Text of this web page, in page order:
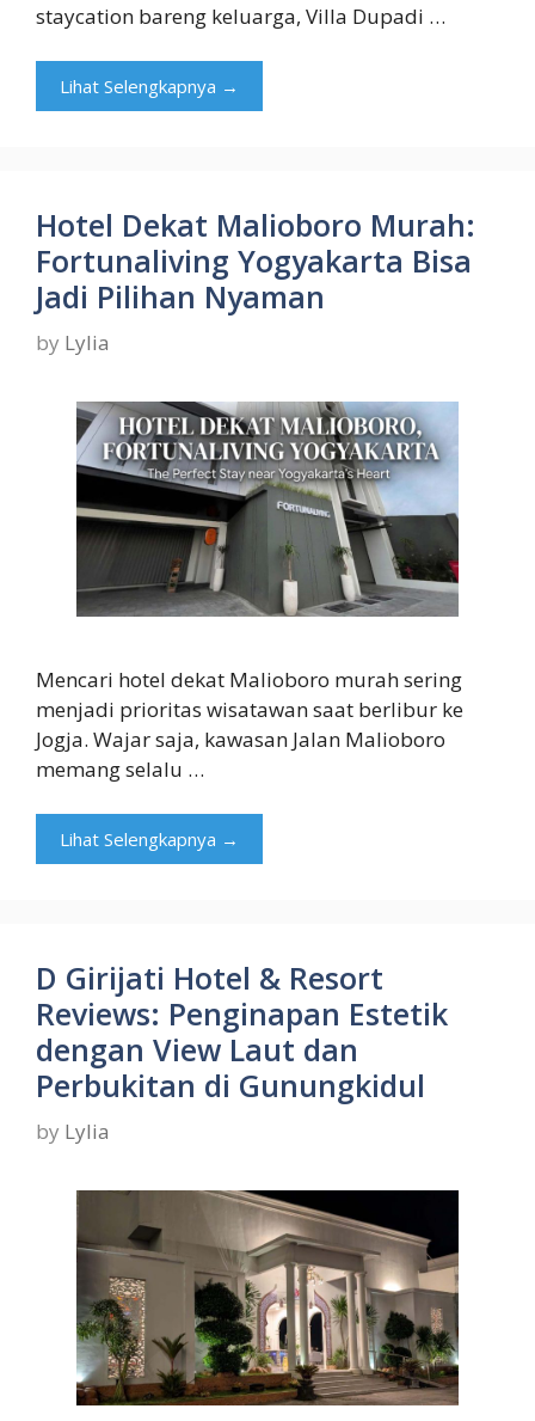
staycation bareng keluarga, Villa Dupadi …
Lihat Selengkapnya →
Hotel Dekat Malioboro Murah:
Fortunaliving Yogyakarta Bisa
Jadi Pilihan Nyaman
by Lylia
Mencari hotel dekat Malioboro murah sering
menjadi prioritas wisatawan saat berlibur ke
Jogja. Wajar saja, kawasan Jalan Malioboro
memang selalu …
Lihat Selengkapnya →
D Girijati Hotel & Resort
Reviews: Penginapan Estetik
dengan View Laut dan
Perbukitan di Gunungkidul
by Lylia